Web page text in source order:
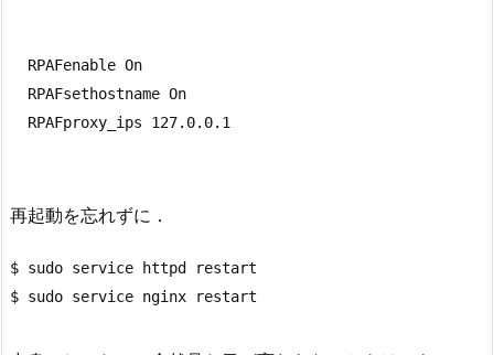
  RPAFenable On
  RPAFsethostname On
再起動を忘れずに．
$ sudo service httpd restart